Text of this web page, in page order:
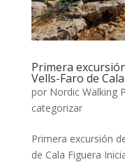
Primera
Vells-Faro de
por Nordic Walking
categorizar
Primera excursión
de Cala Figuera